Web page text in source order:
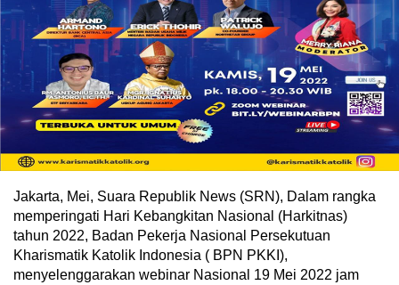
Jakarta, Mei, Suara Republik News (SRN), Dalam rangka
memperingati Hari Kebangkitan Nasional (Harkitnas)
tahun 2022, Badan Pekerja Nasional Persekutuan
Kharismatik Katolik Indonesia ( BPN PKKI),
menyelenggarakan webinar Nasional 19 Mei 2022 jam